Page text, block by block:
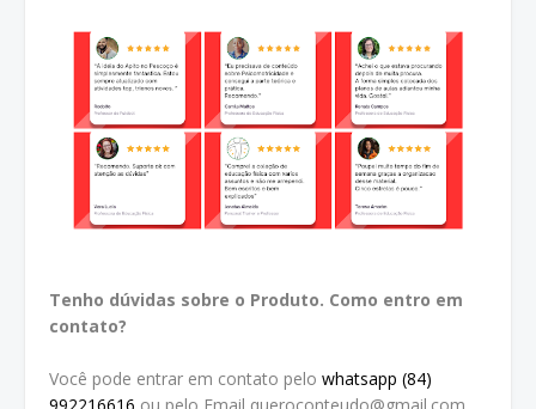
Tenho dúvidas sobre o Produto. Como entro em
contato?
Você pode entrar em contato pelo whatsapp (84)
992216616 ou pelo Email queroconteudo@gmail.com